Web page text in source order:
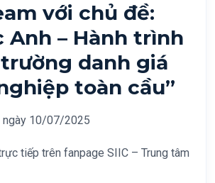
với chủ đề:
Anh – Hành trình
danh giá
toàn cầu”
ngày 10/07/2025
tiếp trên fanpage SIIC – Trung tâm